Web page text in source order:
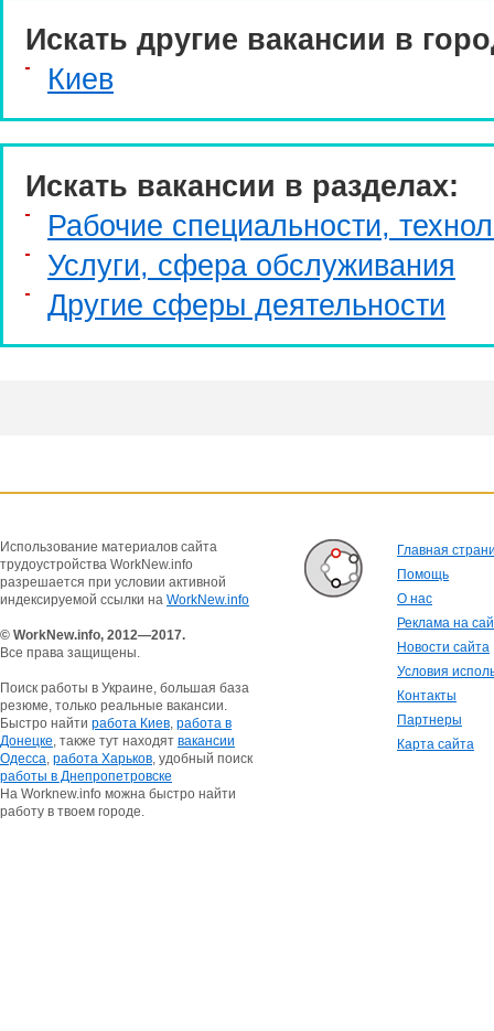
Искать другие вакансии в
Киев
Искать вакансии в разделах:
Рабочие специальности,
Услуги, cфера обслуживания
Другие сферы деятельности
Использование материалов сайта
трудоустройства WorkNew.info
разрешается при условии активной
индексируемой ссылки на WorkNew.info
© WorkNew.info, 2012—2017.
Все права защищены.
Поиск работы в Украине, большая база
резюме, только реальные вакансии.
Быстро найти работа Киев, работа в
Донецке, также тут находят вакансии
Одесса, работа Харьков, удобный поиск
работы в Днепропетровске
На Worknew.info можна быстро найти
работу в твоем городе.
Главная
Помощь
О нас
Реклама на
Новости сайта
Условия
Контакты
Партнеры
Карта сайта